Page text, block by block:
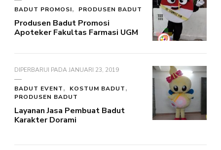
BADUT PROMOSI PRODUSEN BADUT
Produsen Badut Promosi
Apoteker Fakultas Farmasi UGM
DIPERBARUI PADAJANUARI 23, 2019
BADUT EVENT
KOSTUM BADUT
PRODUSEN BADUT
Layanan Jasa Pembuat Badut
Karakter Dorami